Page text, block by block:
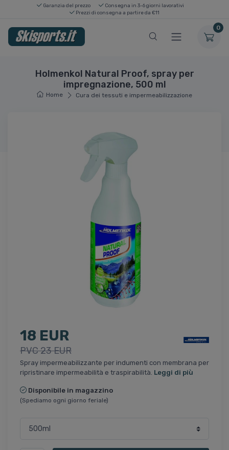
Garanzia del prezzo
Consegna in 3-6 giorni lavorativi
Prezzi di consegna a partire da €11
0
Holmenkol Natural Proof, spray per
impregnazione, 500 ml
Home Cura dei tessuti e impermeabilizzazione
18 EUR
PVC 23 EUR
Spray impermeabilizzante per indumenti con membrana per
ripristinare impermeabilità e traspirabilità. Leggi di più
Disponibile in magazzino
(Spediamo ogni giorno feriale)